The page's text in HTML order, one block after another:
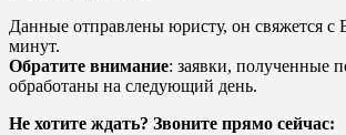
Данные отправлены юристу, он свяжется с
минут.
Обратите внимание: заявки, полученные
обработаны на следующий день.
Не хотите ждать? Звоните прямо сейчас: